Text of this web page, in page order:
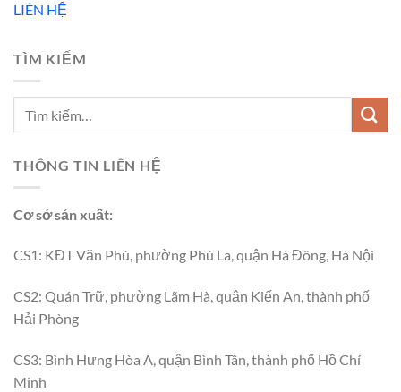
LIÊN HỆ
TÌM KIẾM
THÔNG TIN LIÊN HỆ
Cơ sở sản xuất:
CS1: KĐT Văn Phú, phường Phú La, quận Hà Đông, Hà Nội
CS2: Quán Trữ, phường Lãm Hà, quận Kiến An, thành phố
Hải Phòng
CS3: Bình Hưng Hòa A, quận Bình Tân, thành phố Hồ Chí
Minh